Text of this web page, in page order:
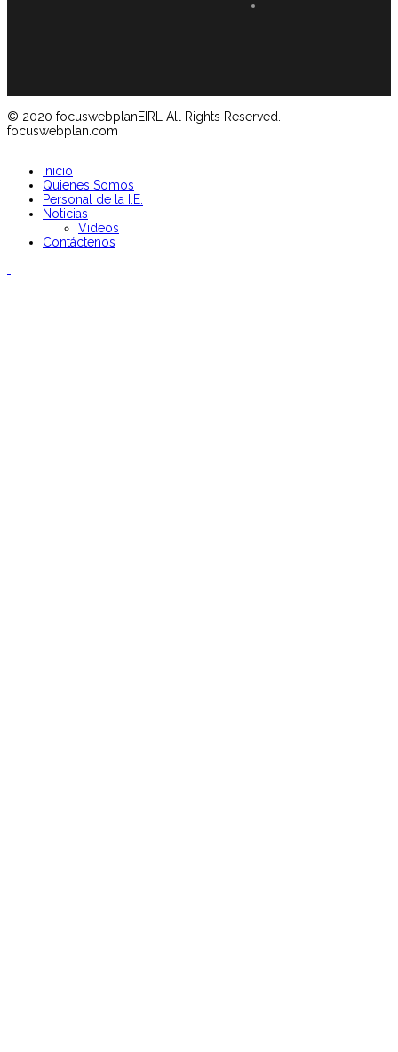
© 2020 focuswebplanEIRL All Rights Reserved.
focuswebplan.com
Inicio
Quienes Somos
Personal de la I.E.
Noticias
Videos
Contáctenos